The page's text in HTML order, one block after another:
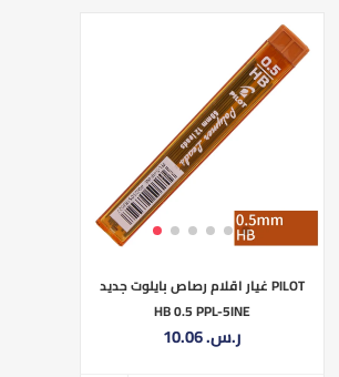
غيار اقلام رصاص بايلوت جديد PILOT
HB 0.5 PPL-5INE
10.06 ر.س.‏